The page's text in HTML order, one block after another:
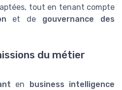
tout en tenant compte
et de gouvernance des
du métier
en
business intelligence